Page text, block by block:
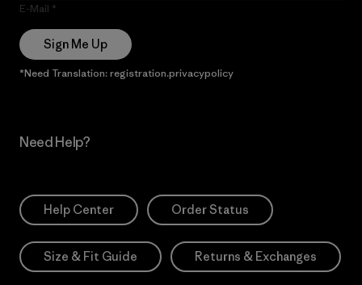
E-Mail
Sign Me Up
*Need Translation: registration.privacypolicy
Need Help?
Help Center Order Status
Size & Fit Guide Returns & Exchanges